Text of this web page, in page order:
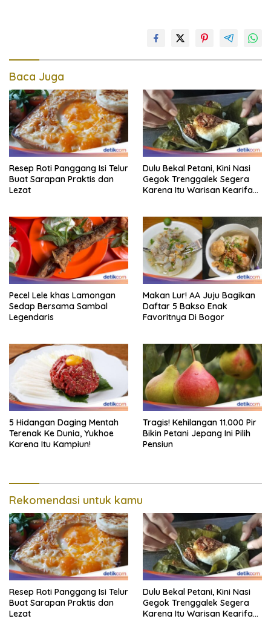
Baca Juga
Resep Roti Panggang Isi Telur
Buat Sarapan Praktis dan
Lezat
Dulu Bekal Petani, Kini Nasi
Gegok Trenggalek Segera
Karena Itu Warisan Kearifan
Pecel Lele khas Lamongan
Sedap Bersama Sambal
Legendaris
Makan Lur! AA Juju Bagikan
Daftar 5 Bakso Enak
Favoritnya Di Bogor
5 Hidangan Daging Mentah
Terenak Ke Dunia, Yukhoe
Karena Itu Kampiun!
Tragis! Kehilangan 11.000 Pir
Bikin Petani Jepang Ini Pilih
Pensiun
Rekomendasi untuk kamu
Resep Roti Panggang Isi Telur
Buat Sarapan Praktis dan
Lezat
Dulu Bekal Petani, Kini Nasi
Gegok Trenggalek Segera
Karena Itu Warisan Kearifan